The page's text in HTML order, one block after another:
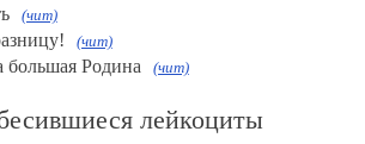
(чит)
(чит)
большая Родина (чит)
лейкоциты